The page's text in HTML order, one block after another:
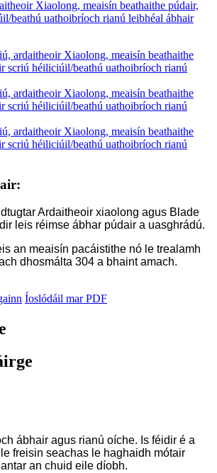
Ardaitheoir xiaolong agus Blade
leis réimse ábhar púdair a uasghrádú.
an meaisín pacáistithe nó le trealamh
dhosmálta 304 a bhaint amach.
Íoslódáil mar PDF
ábhair agus rianú oíche. Is féidir é a
freisin seachas le haghaidh mótair
an chuid eile díobh.